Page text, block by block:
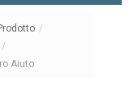
/
/
Aiuto